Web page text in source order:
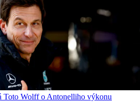
Toto Wolff o Antonelliho výkonu